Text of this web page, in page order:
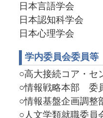
日本言語学会
日本認知科学会
日本心理学会
学内委員会委員等
○高大接続コア・
○情報戦略本部 委
○情報基盤企画調
○人文学類就職委